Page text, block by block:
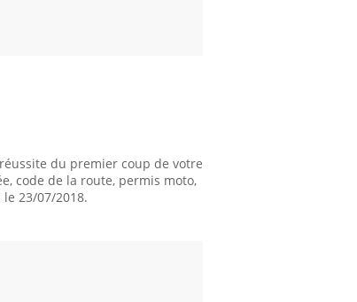
du premier coup de votre
code de la route, permis moto,
23/07/2018.